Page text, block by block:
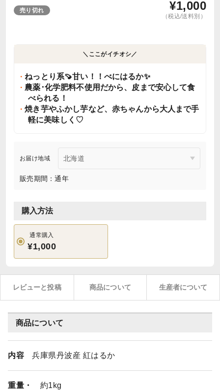
売り切れ ¥1,000
（税込/送料別）
＼ここがイチオシ／
ねっとり系🍠甘い！！べにはるか✨️
農薬･化学肥料不使用だから、皮まで安心して食
べられる！
焼き芋やふかし芋など、赤ちゃんから大人まで手
軽に美味しく♡
お届け地域
販売期間：通年
購入方法
通常購入
¥1,000
レビューと投稿 商品について 生産者について
商品について
内容 兵庫県丹波産 紅はるか
重量・
約1kg